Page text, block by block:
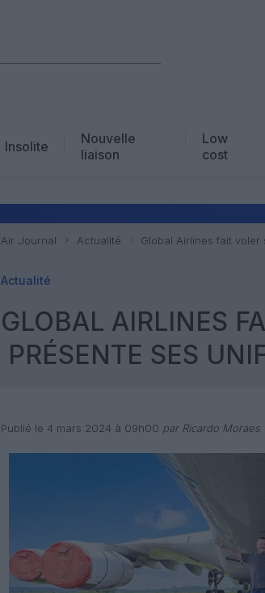
Insolite
Nouvelle
liaison
Low
cost
Air Journal Actualité Global Airlines fait
Actualité
GLOBAL AIRLINES
PRÉSENTE SES
Publié le 4 mars 2024 à 09h00 par Ricardo Moraes